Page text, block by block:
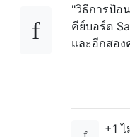
"วิธีการป้อ
คีย์บอร์ด
และอีกสอ
+1